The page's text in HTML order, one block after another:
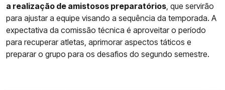
a realização de amistosos preparatórios , que servirão
para ajustar a equipe visando a sequência da temporada. A
expectativa da comissão técnica é aproveitar o período
para recuperar atletas, aprimorar aspectos táticos e
preparar o grupo para os desafios do segundo semestre.